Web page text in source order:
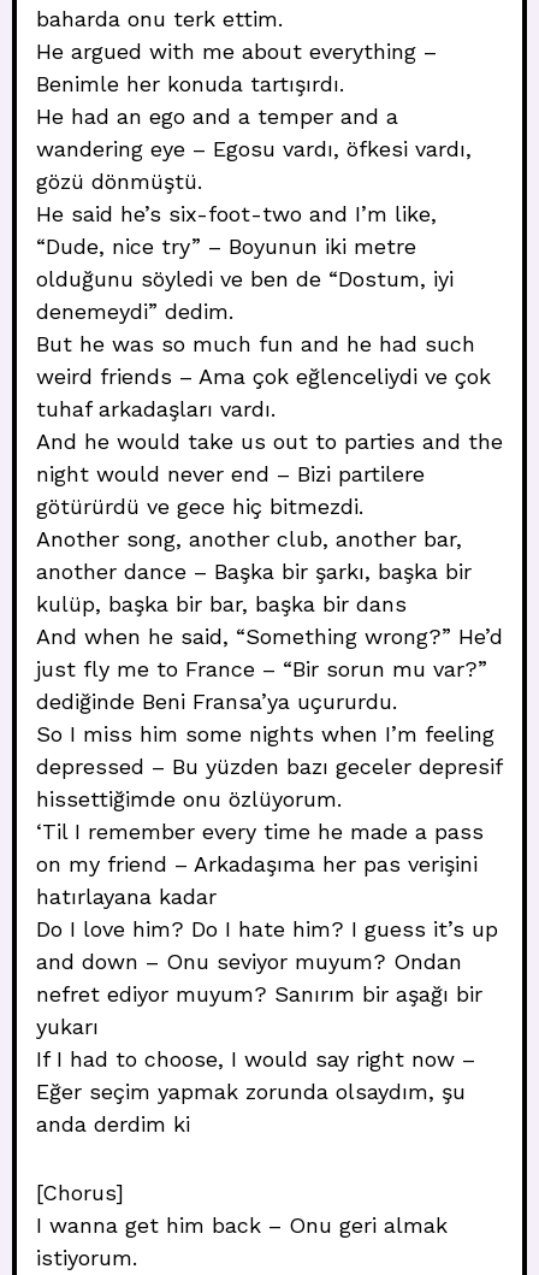
baharda onu terk ettim.
He argued with me about everything –
Benimle her konuda tartışırdı.
He had an ego and a temper and a
wandering eye – Egosu vardı, öfkesi vardı,
gözü dönmüştü.
He said he’s six-foot-two and I’m like,
“Dude, nice try” – Boyunun iki metre
olduğunu söyledi ve ben de “Dostum, iyi
denemeydi” dedim.
But he was so much fun and he had such
weird friends – Ama çok eğlenceliydi ve çok
tuhaf arkadaşları vardı.
And he would take us out to parties and the
night would never end – Bizi partilere
götürürdü ve gece hiç bitmezdi.
Another song, another club, another bar,
another dance – Başka bir şarkı, başka bir
kulüp, başka bir bar, başka bir dans
And when he said, “Something wrong?” He’d
just fly me to France – “Bir sorun mu var?”
dediğinde Beni Fransa’ya uçururdu.
So I miss him some nights when I’m feeling
depressed – Bu yüzden bazı geceler depresif
hissettiğimde onu özlüyorum.
‘Til I remember every time he made a pass
on my friend – Arkadaşıma her pas verişini
hatırlayana kadar
Do I love him? Do I hate him? I guess it’s up
and down – Onu seviyor muyum? Ondan
nefret ediyor muyum? Sanırım bir aşağı bir
yukarı
If I had to choose, I would say right now –
Eğer seçim yapmak zorunda olsaydım, şu
anda derdim ki
[Chorus]
I wanna get him back – Onu geri almak
istiyorum.